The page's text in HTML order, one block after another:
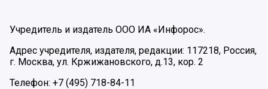
Учредитель и издатель ООО ИА «Инфорос».
Адрес учредителя, издателя, редакции: 117218, Россия,
г. Москва, ул. Кржижановского, д.13, кор. 2
Телефон: +7 (495) 718-84-11